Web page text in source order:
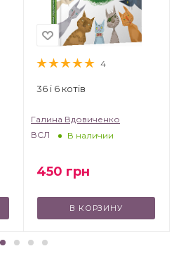
4
36 і 6 котів
Галина Вдовиченко
ВСЛ
В наличии
450 грн
В КОРЗИНУ